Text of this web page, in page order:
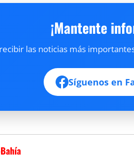
¡Mantente
las noticias más
Síguenos en